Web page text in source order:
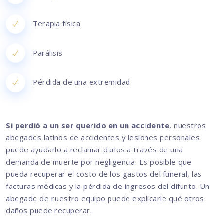
Terapia física
Parálisis
Pérdida de una extremidad
Si perdió a un ser querido en un accidente, nuestros
abogados latinos de accidentes y lesiones personales
puede ayudarlo a reclamar daños a través de una
demanda de muerte por negligencia. Es posible que
pueda recuperar el costo de los gastos del funeral, las
facturas médicas y la pérdida de ingresos del difunto. Un
abogado de nuestro equipo puede explicarle qué otros
daños puede recuperar.